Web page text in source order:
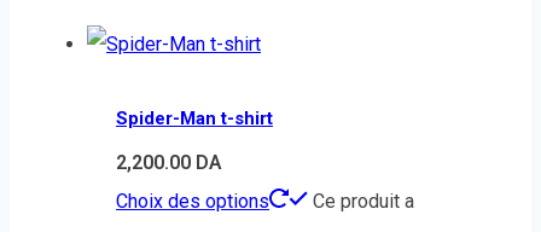
Spider-Man t-shirt
2,200.00 DA
Choix des options
Ce produit a